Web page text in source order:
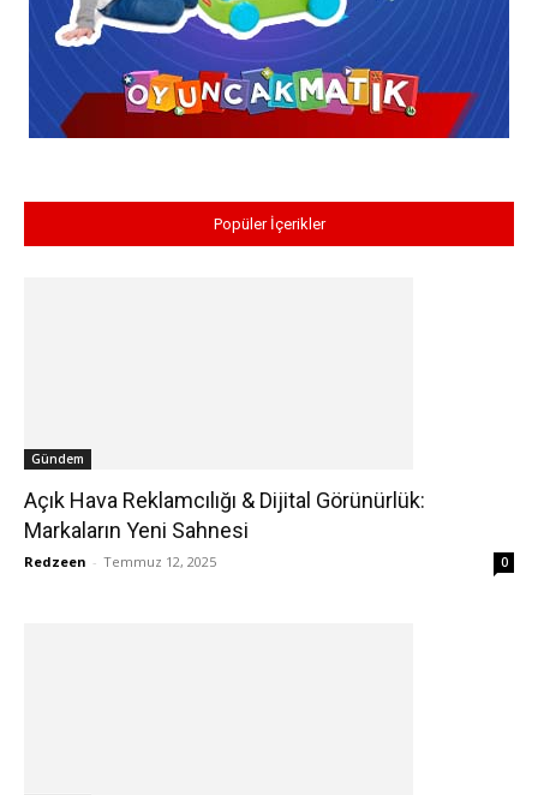
Popüler İçerikler
Gündem
Açık Hava Reklamcılığı & Dijital Görünürlük:
Markaların Yeni Sahnesi
Redzeen - Temmuz 12, 2025 0